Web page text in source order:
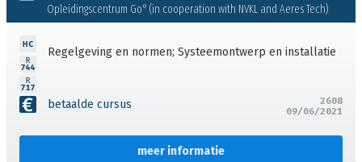
Opleidingscentrum Go° (in cooperation with NVKL and Aeres Tech)
Regelgeving en normen; Systeemontwerp en installatie
betaalde cursus
meer informatie
2608
09/06/2021